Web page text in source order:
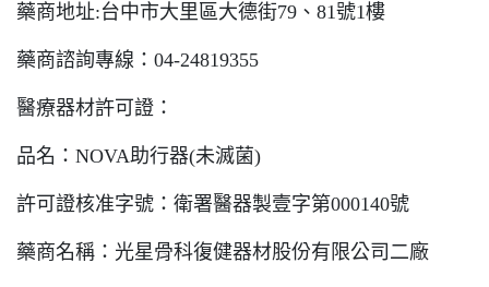
藥商地址:台中市大里區大德街79 、 81號1樓
藥商諮詢專線： 04-24819355
醫療器材許可證：
品名： NOVA助行器(未滅菌)
許可證核准字號：衛署醫器製壹字第000140號
藥商名稱：光星骨科復健器材股份有限公司二廠